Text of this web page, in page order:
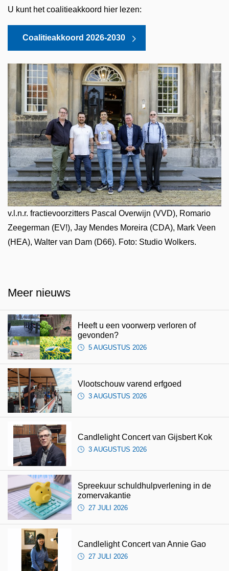
U kunt het coalitieakkoord hier lezen:
Coalitieakkoord 2026-2030
v.l.n.r. fractievoorzitters Pascal Overwijn (VVD), Romario
Zeegerman (EV!), Jay Mendes Moreira (CDA), Mark Veen
(HEA), Walter van Dam (D66). Foto: Studio Wolkers.
Meer nieuws
Heeft u een voorwerp verloren of
gevonden?
5 AUGUSTUS 2026
Vlootschouw varend erfgoed
3 AUGUSTUS 2026
Candlelight Concert van Gijsbert Kok
3 AUGUSTUS 2026
Spreekuur schuldhulpverlening in de
zomervakantie
27 JULI 2026
Candlelight Concert van Annie Gao
27 JULI 2026